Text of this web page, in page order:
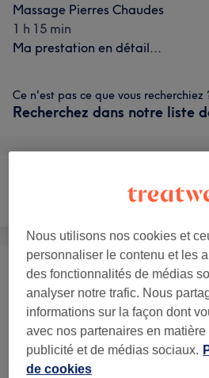
Massage Pierres Chaudes
1 h 15 min
Ma prestation en détail...
Ce n'est pas ce que vous recherchiez
Recherchez dans notre liste
Massage
Massages (5)
Spa (1)
Soin Du Corps ( 1)
Nous utilisons nos cookies et
personnaliser le contenu et les
des fonctionnalités de médias
analyser notre trafic. Nous
informations sur la façon dont
avec nos partenaires en
publicité et de médias sociaux.
de cookies